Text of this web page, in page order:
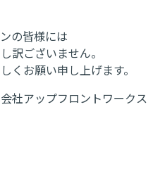
の皆様には
訳ございません。
くお願い申し上げます。
社アップフロントワークス